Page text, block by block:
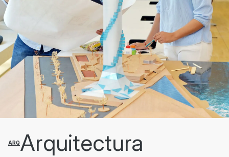
ARQArquitectura